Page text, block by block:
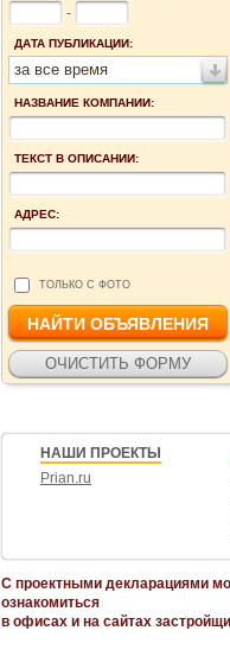
-
ДАТА ПУБЛИКАЦИИ:
за все время
НАЗВАНИЕ КОМПАНИИ:
ТЕКСТ В ОПИСАНИИ:
АДРЕС:
ТОЛЬКО С ФОТО
НАШИ ПРОЕКТЫ
Prian.ru
С проектными декларациями
ознакомиться
в офисах и на сайтах